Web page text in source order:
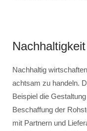
Nachhaltig
achtsam zu handeln.
Beispiel die
Beschaffung der
mit Partnern und